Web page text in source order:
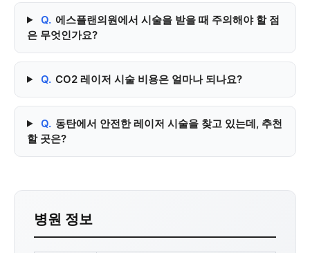
Q. 에스플랜의원에서 시술을 받을 때 주의해야 할 점
은 무엇인가요?
Q. CO2 레이저 시술 비용은 얼마나 되나요?
Q. 동탄에서 안전한 레이저 시술을 찾고 있는데, 추천
할 곳은?
병원 정보